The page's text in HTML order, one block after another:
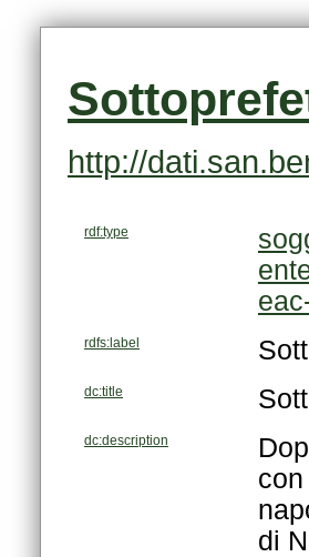
http://
rdf:type
rdfs:label
dc:title
dc:description